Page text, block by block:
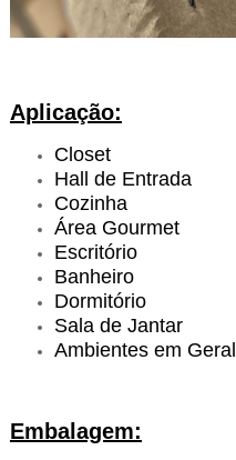
Aplicação:
Closet
Hall de Entrada
Cozinha
Área Gourmet
Escritório
Banheiro
Dormitório
Sala de Jantar
Ambientes em Geral
Embalagem: